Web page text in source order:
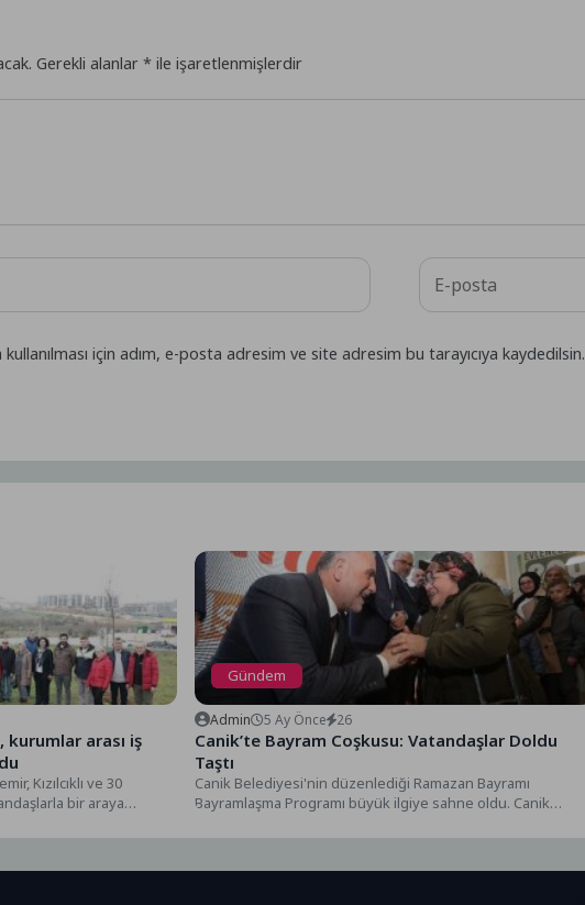
Gerekli alanlar* ile işaretlenmişlerdir
için adım, e-posta adresim ve site adresim bu tarayıcıya kaydedilsin.
kurumlar arası iş
Kızılcıklı ve 30
bir araya
Gündem
Admin 5 Ay Önce 26
Canik’te Bayram Coşkusu: Vatandaşlar Doldu
Taştı
Canik Belediyesi'nin düzenlediği Ramazan Bayramı
Bayramlaşma Programı büyük ilgiye sahne oldu. Canik